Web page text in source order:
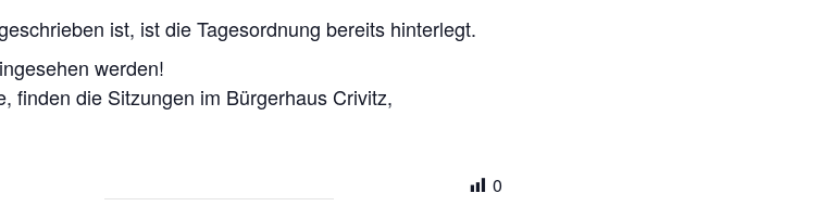
ist, ist die Tagesordnung bereits hinterlegt.
werden!
finden die Sitzungen im Bürgerhaus Crivitz,
0